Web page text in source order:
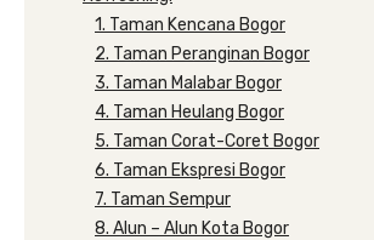
1. Taman Kencana Bogor
2. Taman Peranginan Bogor
3. Taman Malabar Bogor
4. Taman Heulang Bogor
5. Taman Corat-Coret Bogor
6. Taman Ekspresi Bogor
7. Taman Sempur
8. Alun – Alun Kota Bogor